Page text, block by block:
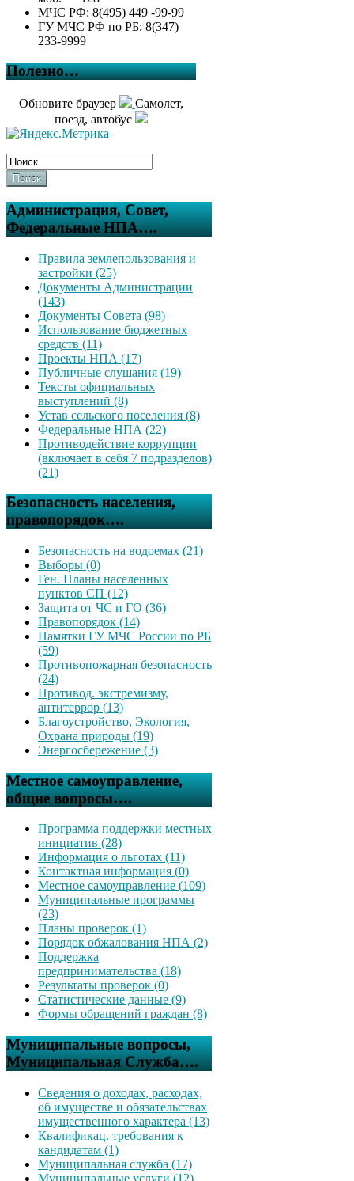
МЧС РФ: 8(495) 449 -99-99
ГУ МЧС РФ по РБ: 8(347)
233-9999
Полезно…
Обновите браузер
Самолет,
поезд, автобус
Поиск
Администрация, Совет,
Федеральные НПА….
Правила землепользования и
застройки (25)
Документы Администрации
(143)
Документы Совета (98)
Использование бюджетных
средств (11)
Проекты НПА (17)
Публичные слушания (19)
Тексты официальных
выступлений (8)
Устав сельского поселения (8)
Федеральные НПА (22)
Противодействие коррупции
(включает в себя 7 подразделов)
(21)
Безопасность населения,
правопорядок….
Безопасность на водоемах (21)
Выборы (0)
Ген. Планы населенных
пунктов СП (12)
Защита от ЧС и ГО (36)
Правопорядок (14)
Памятки ГУ МЧС России по РБ
(59)
Противопожарная безопасность
(24)
Противод. экстремизму,
антитеррор (13)
Благоустройство, Экология,
Охрана природы (19)
Энергосбережение (3)
Местное самоуправление,
общие вопросы….
Программа поддержки местных
инициатив (28)
Информация о льготах (11)
Контактная информация (0)
Местное самоуправление (109)
Муниципальные программы
(23)
Планы проверок (1)
Порядок обжалования НПА (2)
Поддержка
предпринимательства (18)
Результаты проверок (0)
Статистические данные (9)
Формы обращений граждан (8)
Муниципальные вопросы,
Муниципальная Служба….
Сведения о доходах, расходах,
об имуществе и обязательствах
имущественного характера (13)
Квалификац. требования к
кандидатам (1)
Муниципальная служба (17)
Муниципальные услуги (12)